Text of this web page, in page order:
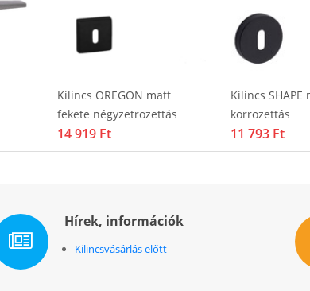
Kilincs OREGON matt
fekete négyzetrozettás
14 919 Ft
Kilincs SHAPE
körrozettás
11 793 Ft
Hírek, információk
Kilincsvásárlás előtt